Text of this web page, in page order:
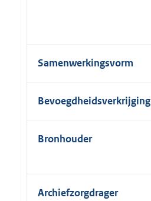
Samenwerkingsvorm
Bevoegdheidsverkrijging
Bronhouder
Archiefzorgdrager